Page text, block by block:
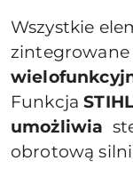
Wszystkie
zintegrowane
Funkcja
umożliwia
obrotową